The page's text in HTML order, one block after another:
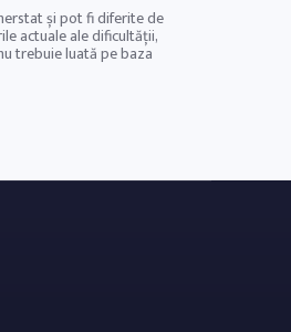
și pot fi diferite de
actuale ale dificultății,
trebuie luată pe baza